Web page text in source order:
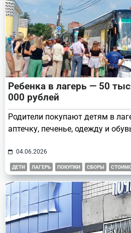
Ребенка в лагерь — 50
000 рублей
Родители покупают детям в
аптечку, печенье, одежду и
04.06.2026
ДЕТИ ЛАГЕРЬ ПОКУПКИ СБОРЫ